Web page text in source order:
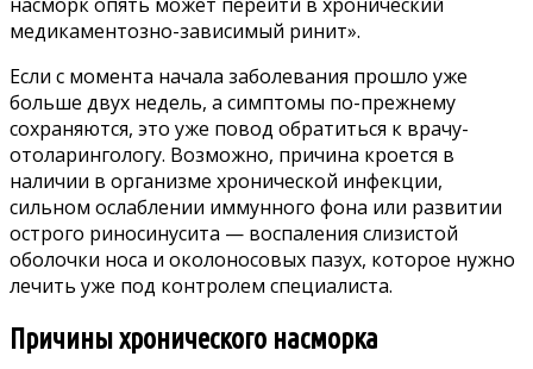
медикаментозно-зависимый ринит».
Если с момента начала заболевания прошло уже
больше двух недель, а симптомы по-прежнему
сохраняются, это уже повод обратиться к врачу-
отоларингологу. Возможно, причина кроется в
наличии в организме хронической инфекции,
сильном ослаблении иммунного фона или развитии
острого риносинусита — воспаления слизистой
оболочки носа и околоносовых пазух, которое нужно
лечить уже под контролем специалиста.
Причины хронического насморка